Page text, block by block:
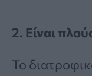
2. Είναι
Το